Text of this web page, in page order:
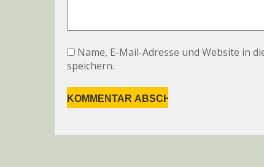
Name, E-Mail-Adresse und Website in
speichern.